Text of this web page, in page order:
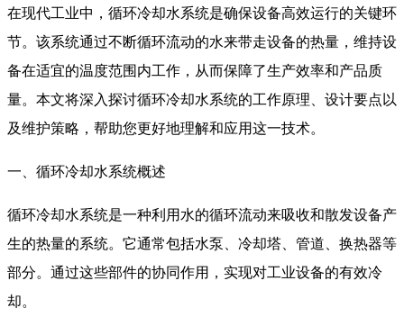
在现代工业中，循环冷却水系统是确保设备高效运行的关键环
节。该系统通过不断循环流动的水来带走设备的热量，维持设
备在适宜的温度范围内工作，从而保障了生产效率和产品质
量。本文将深入探讨循环冷却水系统的工作原理、设计要点以
及维护策略，帮助您更好地理解和应用这一技术。
一、循环冷却水系统概述
循环冷却水系统是一种利用水的循环流动来吸收和散发设备产
生的热量的系统。它通常包括水泵、冷却塔、管道、换热器等
部分。通过这些部件的协同作用，实现对工业设备的有效冷
却。